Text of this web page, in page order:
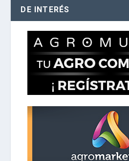
DE INTERÉS